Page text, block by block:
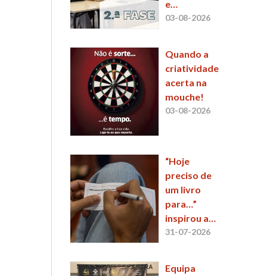
e
Mestrados
decorrer
03-08-2026
Quando a
criatividade
acerta na
mouche!
03-08-2026
“Hoje
preciso de
um livro
para…”
inspirou a
11.ª sessão
31-07-2026
Equipa